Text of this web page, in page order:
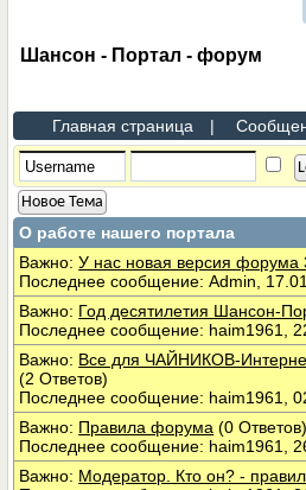
Шансон - Портал - форум
Главная страница |
Новое Тема
О работе нашего портала
Важно:У нас новая версия форума
Последнее сообщение: Admin,
Важно: Год десятилетия Шансон-
Последнее сообщение: haim1961,
Важно: Все для ЧАЙНИКОВ-
(2 Ответов)
Последнее сообщение: haim1961,
Важно: Правила форума (0 Ответов)
Последнее сообщение: haim1961,
Важно: Модератор. Кто он? -